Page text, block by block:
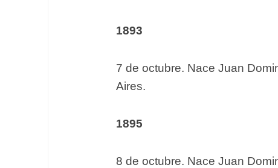
1893
7 de octubre. Nace Juan
Aires.
1895
8 de octubre. Nace Juan